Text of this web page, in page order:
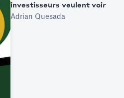
investisseurs veulent voir
Adrian Quesada